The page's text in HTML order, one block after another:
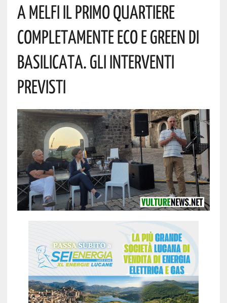
A Melfi Il Primo Quartiere
Completamente Eco E Green Di
Basilicata. Gli Interventi
Previsti